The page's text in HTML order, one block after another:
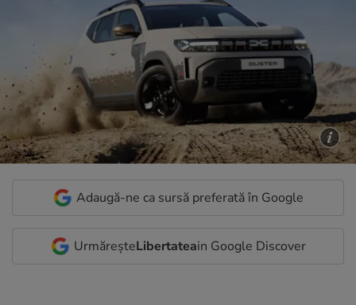
Adaugă-ne ca sursă preferată în Google
UrmăreșteLibertateain Google Discover